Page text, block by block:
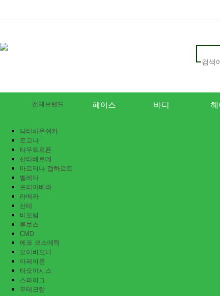
전체브랜드 페이스 바디 헤
닥터하우쉬카
로고나
타우트로픈
산타베르데
마르티나 겝하르트
벨레다
프리마베라
라베라
산테
비오텀
루보스
CMD
에코 코스메틱
오이비오나
아페이론
타오아시스
스파이크
우테크람